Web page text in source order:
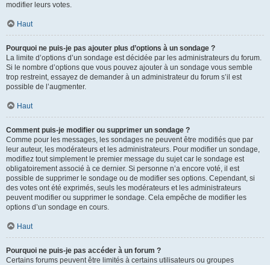
modifier leurs votes.
Haut
Pourquoi ne puis-je pas ajouter plus d’options à un sondage ?
La limite d’options d’un sondage est décidée par les administrateurs du forum.
Si le nombre d’options que vous pouvez ajouter à un sondage vous semble
trop restreint, essayez de demander à un administrateur du forum s’il est
possible de l’augmenter.
Haut
Comment puis-je modifier ou supprimer un sondage ?
Comme pour les messages, les sondages ne peuvent être modifiés que par
leur auteur, les modérateurs et les administrateurs. Pour modifier un sondage,
modifiez tout simplement le premier message du sujet car le sondage est
obligatoirement associé à ce dernier. Si personne n’a encore voté, il est
possible de supprimer le sondage ou de modifier ses options. Cependant, si
des votes ont été exprimés, seuls les modérateurs et les administrateurs
peuvent modifier ou supprimer le sondage. Cela empêche de modifier les
options d’un sondage en cours.
Haut
Pourquoi ne puis-je pas accéder à un forum ?
Certains forums peuvent être limités à certains utilisateurs ou groupes